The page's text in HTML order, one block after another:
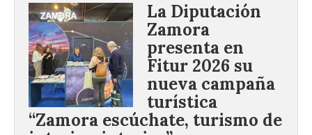
La Diputación
Zamora
presenta en
Fitur 2026 su
nueva campaña
turística
“Zamora escúchate, turismo de